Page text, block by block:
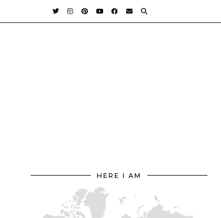
HERE I AM